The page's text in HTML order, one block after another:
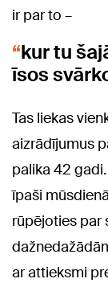
ir par to –
kur tu
īsos
Tas liekas
aizrādījumus
palika 42
īpaši
rūpējoties par
ar attieksmi